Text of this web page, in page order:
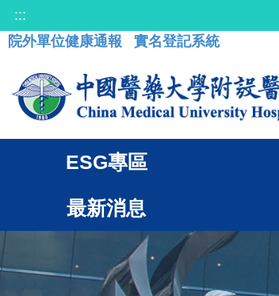
:::
院外單位健康通報
實名登記系統
ESG專區
最新消息